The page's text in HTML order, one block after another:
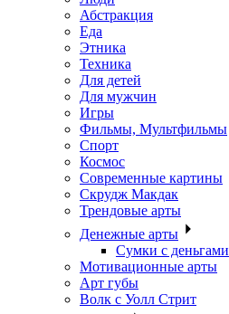
Абстракция
Еда
Этника
Техника
Для детей
Для мужчин
Игры
Фильмы, Мультфильмы
Спорт
Космос
Современные картины
Скрудж Макдак
Трендовые арты
Денежные арты
Сумки с деньгами
Мотивационные арты
Арт губы
Волк с Уолл Стрит